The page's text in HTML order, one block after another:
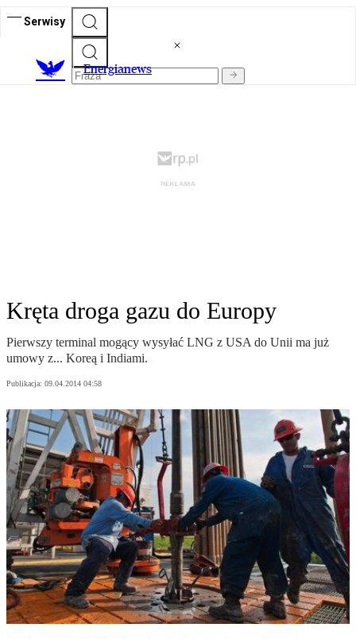
Serwisy
Energianews
Kręta droga gazu do Europy
Pierwszy terminal mogący wysyłać LNG z USA do Unii ma już
umowy z... Koreą i Indiami.
Publikacja: 09.04.2014 04:58